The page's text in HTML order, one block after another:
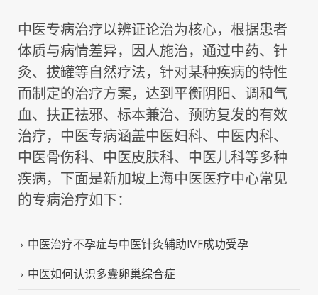
中医专病治疗以辨证论治为核心，根据患者
体质与病情差异，因人施治，通过中药、针
灸、拔罐等自然疗法，针对某种疾病的特性
而制定的治疗方案，达到平衡阴阳、调和气
血、扶正祛邪、标本兼治、预防复发的有效
治疗，中医专病涵盖中医妇科、中医内科、
中医骨伤科、中医皮肤科、中医儿科等多种
疾病，下面是新加坡上海中医医疗中心常见
的专病治疗如下：
中医治疗不孕症与中医针灸辅助IVF成功受孕
中医如何认识多囊卵巢综合症